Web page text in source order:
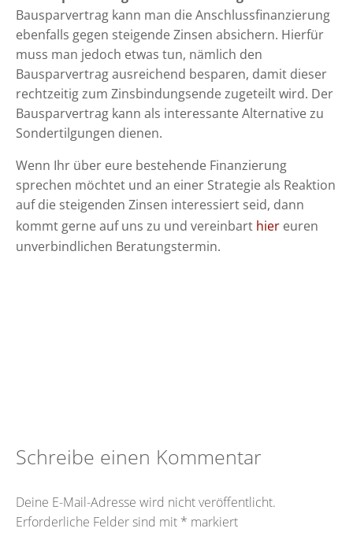
Bausparvertrag kann man die Anschlussfinanzierung
ebenfalls gegen steigende Zinsen absichern. Hierfür
muss man jedoch etwas tun, nämlich den
Bausparvertrag ausreichend besparen, damit dieser
rechtzeitig zum Zinsbindungsende zugeteilt wird. Der
Bausparvertrag kann als interessante Alternative zu
Sondertilgungen dienen.
Wenn Ihr über eure bestehende Finanzierung
sprechen möchtet und an einer Strategie als Reaktion
auf die steigenden Zinsen interessiert seid, dann
kommt gerne auf uns zu und vereinbart hier euren
unverbindlichen Beratungstermin.
Schreibe einen Kommentar
Deine E-Mail-Adresse wird nicht veröffentlicht.
Erforderliche Felder sind mit * markiert